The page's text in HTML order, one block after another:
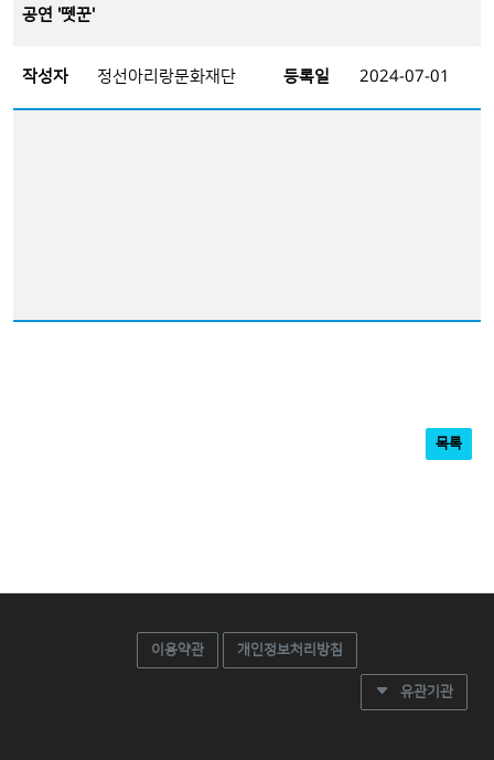
공연 '뗏꾼'
작성자 정선아리랑문화재단 등록일 2024-07-01
목록
이용약관 개인정보처리방침
유관기관